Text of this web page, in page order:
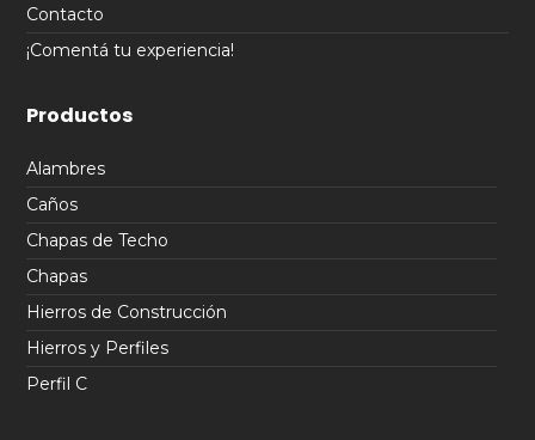
Contacto
¡Comentá tu experiencia!
Productos
Alambres
Caños
Chapas de Techo
Chapas
Hierros de Construcción
Hierros y Perfiles
Perfil C